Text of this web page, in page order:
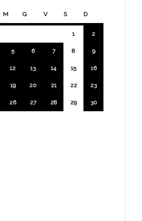
M G V S D
1 2
5 6 7 8 9
12 13 14 15 16
19 20 21 22 23
26 27 28 29 30